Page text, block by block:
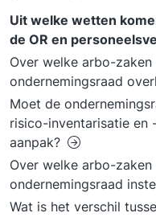
Uit welke wetten
de OR en
Over welke arbo-
ondernemingsraad
Moet de
risico-inventarisatie en
aanpak?
Over welke arbo-
ondernemingsraad
Wat is het verschil